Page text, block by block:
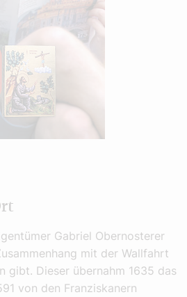
Gabriel Obernosterer
mit der Wallfahrt
gibt. Dieser übernahm 1635 das
von den Franziskanern